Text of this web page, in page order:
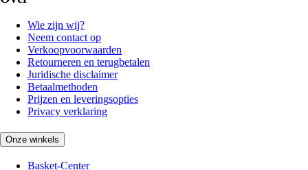
Wie zijn wij?
Neem contact op
Verkoopvoorwaarden
Retourneren en terugbetalen
Juridische disclaimer
Betaalmethoden
Prijzen en leveringsopties
Privacy verklaring
Onze winkels
Basket-Center